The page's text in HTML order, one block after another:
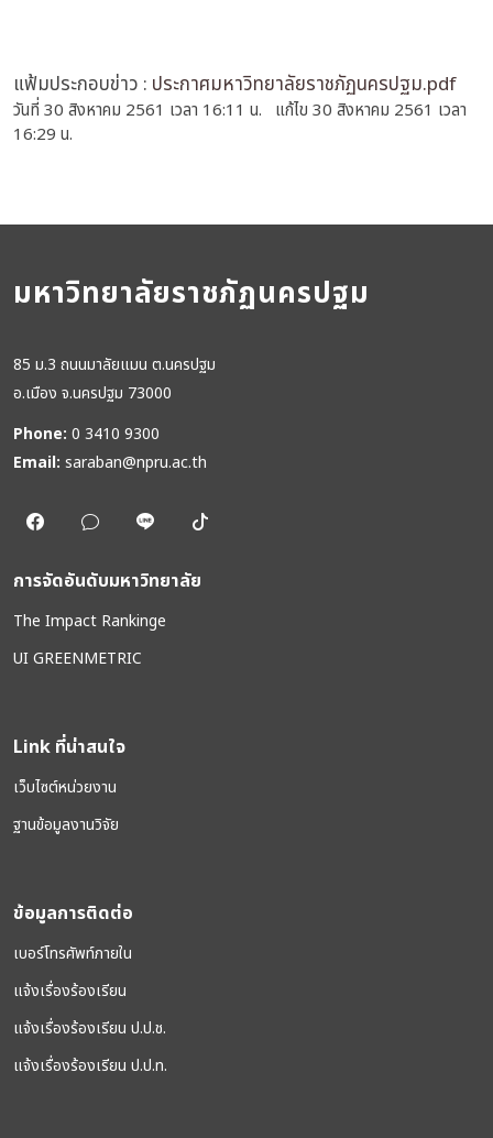
แฟ้มประกอบข่าว : ประกาศมหาวิทยาลัยราชภัฏนครปฐม.pdf
วันที่ 30 สิงหาคม 2561 เวลา 16:11 น. แก้ไข 30 สิงหาคม 2561 เวลา
16:29 น.
มหาวิทยาลัยราชภัฏนครปฐม
85 ม.3 ถนนมาลัยแมน ต.นครปฐม
อ.เมือง จ.นครปฐม 73000
Phone: 0 3410 9300
Email: saraban@npru.ac.th
การจัดอันดับมหาวิทยาลัย
The Impact Rankinge
UI GREENMETRIC
Link ที่น่าสนใจ
เว็บไซต์หน่วยงาน
ฐานข้อมูลงานวิจัย
ข้อมูลการติดต่อ
เบอร์โทรศัพท์ภายใน
แจ้งเรื่องร้องเรียน
แจ้งเรื่องร้องเรียน ป.ป.ช.
แจ้งเรื่องร้องเรียน ป.ป.ท.